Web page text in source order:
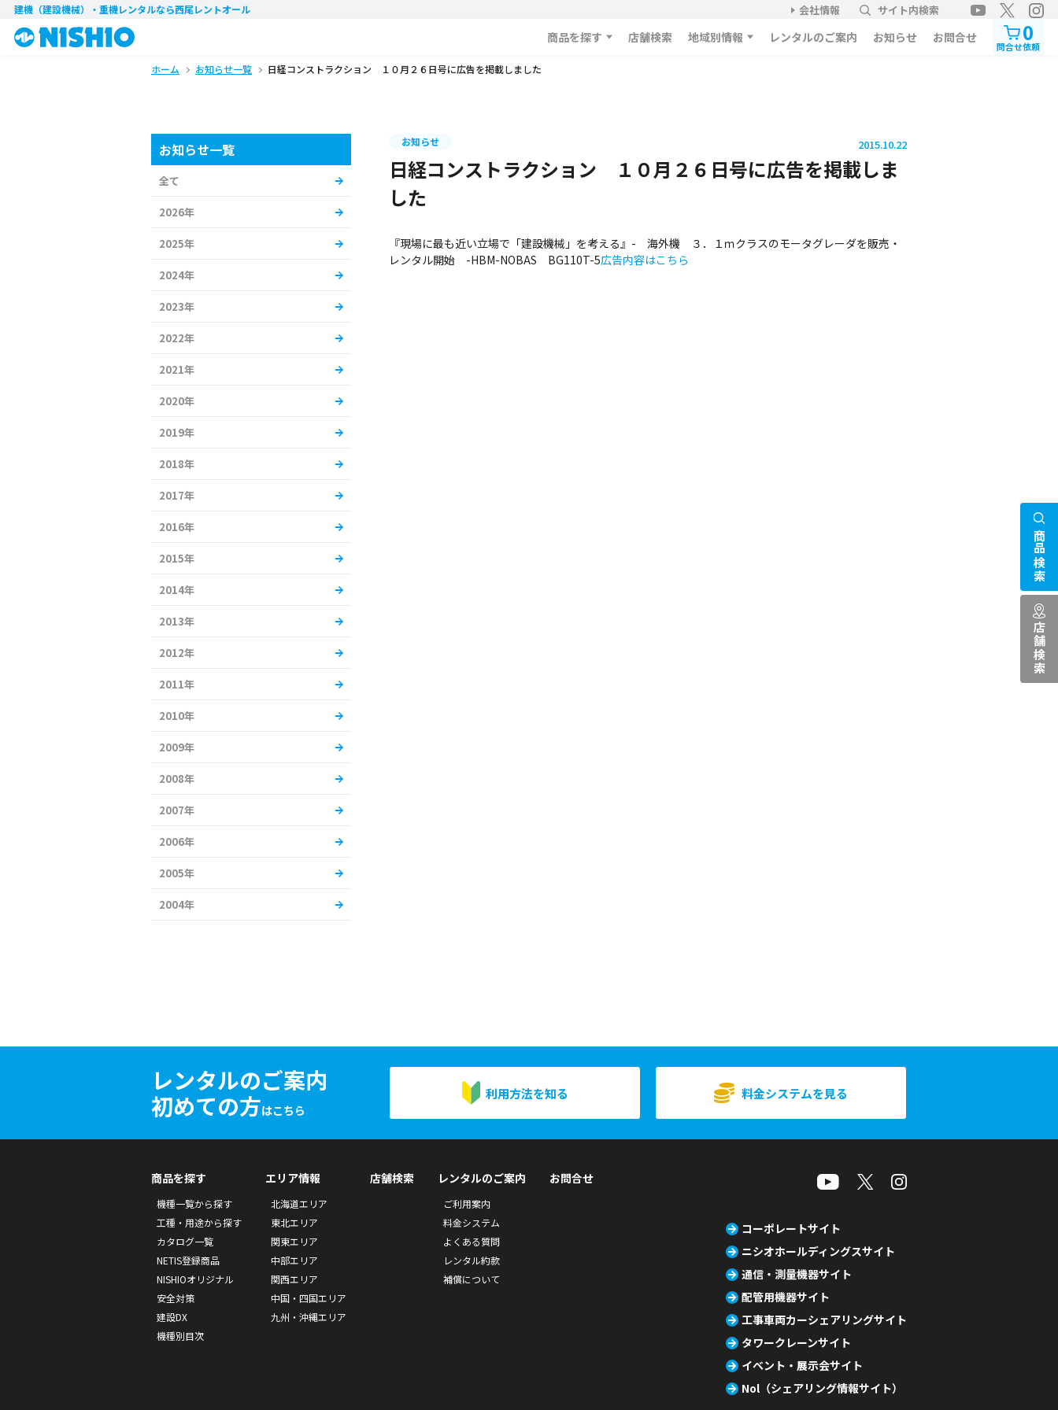
建機（建設機械）・重機レンタルなら西尾レントオール 会社情報 サイト内検索
商品を探す 店舗検索 地域別情報 レンタルのご案内 お知らせ お問合せ 0
問合せ依頼
ホーム お知らせ一覧 日経コンストラクション １０月２６日号に広告を掲載しました
お知らせ 2015.10.22
日経コンストラクション １０月２６日号に広告を掲載しま
した
『現場に最も近い立場で「建設機械」を考える』- 海外機 ３．１ｍクラスのモータグレーダを販売・
レンタル開始 -HBM-NOBAS BG110T-5広告内容はこちら
お知らせ一覧
全て
2026年
2025年
2024年
2023年
2022年
2021年
2020年
2019年
2018年
2017年
2016年
2015年
2014年
2013年
2012年
2011年
2010年
2009年
2008年
2007年
2006年
2005年
2004年
レンタルのご案内
初めての方はこちら
利用方法を知る 料金システムを見る
商品検索
店舗検索
商品を探す
機種一覧から探す
工種・用途から探す
カタログ一覧
NETIS登録商品
NISHIOオリジナル
安全対策
建設DX
機種別目次
エリア情報
北海道エリア
東北エリア
関東エリア
中部エリア
関西エリア
中国・四国エリア
九州・沖縄エリア
店舗検索 レンタルのご案内
ご利用案内
料金システム
よくある質問
レンタル約款
補償について
お問合せ
コーポレートサイト
ニシオホールディングスサイト
通信・測量機器サイト
配管用機器サイト
工事車両カーシェアリングサイト
タワークレーンサイト
イベント・展示会サイト
Nol（シェアリング情報サイト）